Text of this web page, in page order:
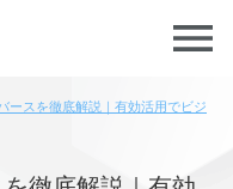
ースを徹底解説｜有効活用でビジ